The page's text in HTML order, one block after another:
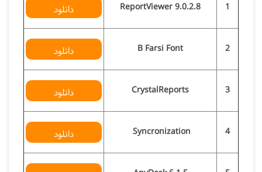
1
ReportViewer 9.0.2.8 دانلود
2
B Farsi Font دانلود
3
CrystalReports دانلود
4
Syncronization دانلود